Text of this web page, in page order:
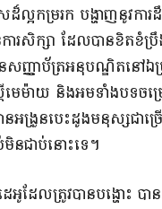
សដ៏ល្អកម្ររក បង្ហាញនូវ
រសិក្សា ដែលបានខិតខំប្
ញ្ញាប័ត្រអនុបណ្ឌិតនៅឯ
តីមេម៉ាយ និងអមទាំងបទច
នអង្រួនបេះដូងមនុស្សជា
នជាប់នោះទេ។
អូដែលត្រូវបានបង្ហោះ បាន